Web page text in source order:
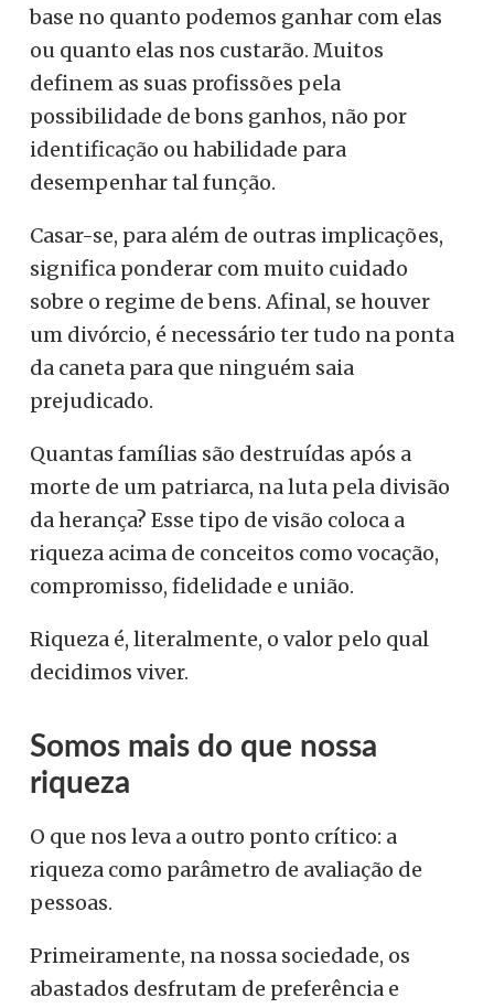
base no quanto podemos ganhar com elas
ou quanto elas nos custarão. Muitos
definem as suas profissões pela
possibilidade de bons ganhos, não por
identificação ou habilidade para
desempenhar tal função.
Casar-se, para além de outras implicações,
significa ponderar com muito cuidado
sobre o regime de bens. Afinal, se houver
um divórcio, é necessário ter tudo na ponta
da caneta para que ninguém saia
prejudicado.
Quantas famílias são destruídas após a
morte de um patriarca, na luta pela divisão
da herança? Esse tipo de visão coloca a
riqueza acima de conceitos como vocação,
compromisso, fidelidade e união.
Riqueza é, literalmente, o valor pelo qual
decidimos viver.
Somos mais do que nossa
riqueza
O que nos leva a outro ponto crítico: a
riqueza como parâmetro de avaliação de
pessoas.
Primeiramente, na nossa sociedade, os
abastados desfrutam de preferência e